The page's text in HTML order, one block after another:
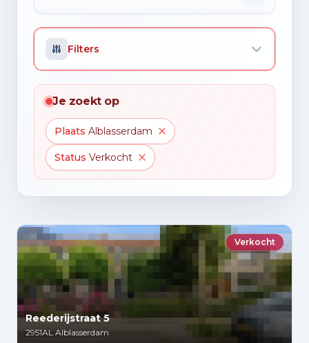
Filters
Je zoekt op
Plaats Alblasserdam
Status Verkocht
Verkocht
Reederijstraat 5
2951AL Alblasserdam